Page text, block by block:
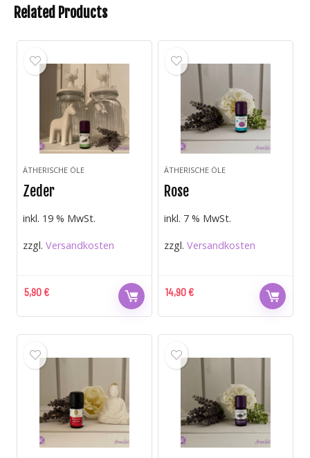
Related Products
ÄTHERISCHE ÖLE
Zeder
5,90€
inkl. 19 % MwSt.
zzgl.Versandkosten
ÄTHERISCHE ÖLE
Rose
14,90€
inkl. 7 % MwSt.
zzgl.Versandkosten